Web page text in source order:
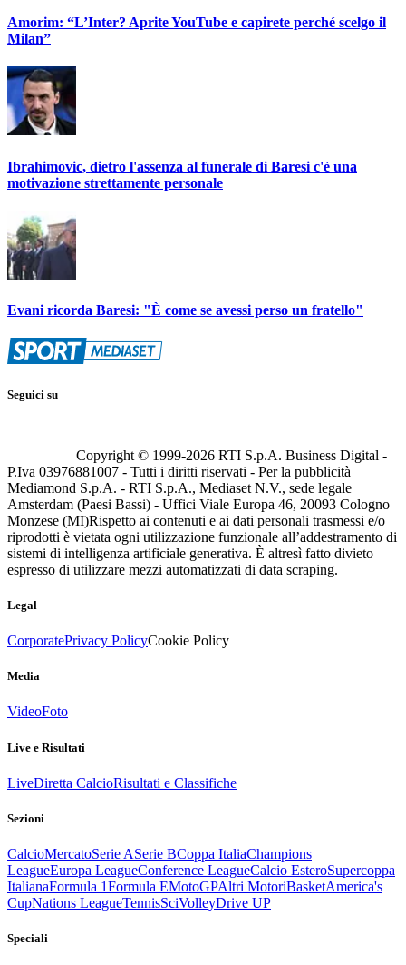
Amorim: “L’Inter? Aprite YouTube e capirete perché scelgo il
Milan”
Ibrahimovic, dietro l'assenza al funerale di Baresi c'è una
motivazione strettamente personale
Evani ricorda Baresi: "È come se avessi perso un fratello"
Seguici su
Copyright © 1999-2026 RTI S.p.A. Business Digital -
P.Iva 03976881007 - Tutti i diritti riservati - Per la pubblicità
Mediamond S.p.A. - RTI S.p.A., Mediaset N.V., sede legale
Amsterdam (Paesi Bassi) - Uffici Viale Europa 46, 20093 Cologno
Monzese (MI)Rispetto ai contenuti e ai dati personali trasmessi e/o
riprodotti è vietata ogni utilizzazione funzionale all’addestramento di
sistemi di intelligenza artificiale generativa. È altresì fatto divieto
espresso di utilizzare mezzi automatizzati di data scraping.
Legal
CorporatePrivacy PolicyCookie Policy
Media
VideoFoto
Live e Risultati
LiveDiretta CalcioRisultati e Classifiche
Sezioni
CalcioMercatoSerie ASerie BCoppa ItaliaChampions
LeagueEuropa LeagueConference LeagueCalcio EsteroSupercoppa
ItalianaFormula 1Formula EMotoGPAltri MotoriBasketAmerica's
CupNations LeagueTennisSciVolleyDrive UP
Speciali